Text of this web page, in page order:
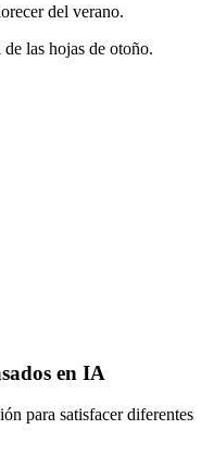
del verano.
las hojas de otoño.
en IA
para satisfacer diferentes